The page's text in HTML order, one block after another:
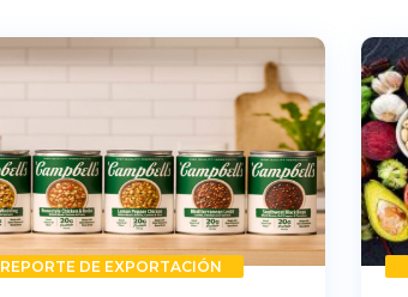
REPORTE DE EXPORTACIÓN